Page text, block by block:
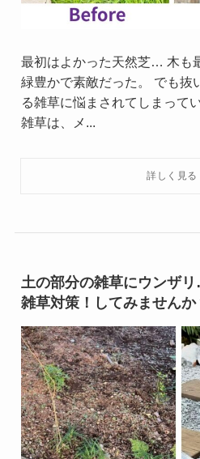
最初はよかった天然芝… 木も
緑豊かで素敵だった。 でも抜
る雑草に悩まされてしまって
雑草は、メ...
土の部分の雑草にウンザ
雑草対策！してみませんか